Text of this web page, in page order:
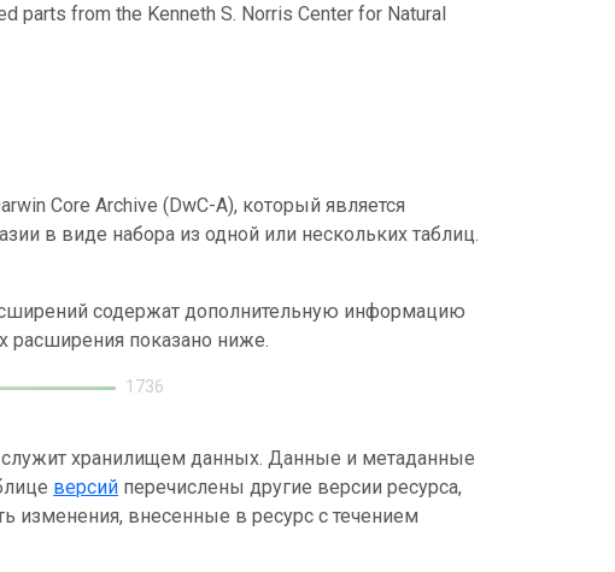
parts from the Kenneth S. Norris Center for Natural
Core Archive (DwC-A), который является
в виде набора из одной или нескольких таблиц.
содержат дополнительную информацию
расширения показано ниже.
1736
хранилищем данных. Данные и метаданные
версий перечислены другие версии ресурса,
изменения, внесенные в ресурс с течением